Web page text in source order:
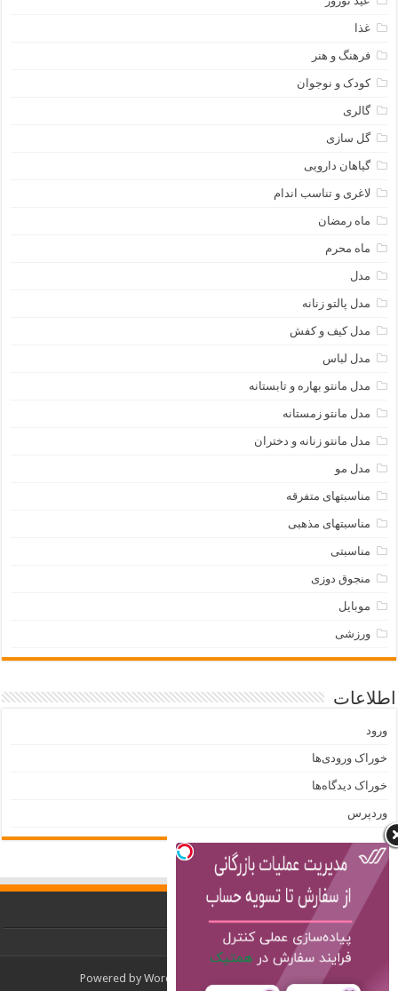
غذا
فرهنگ و هنر
کودک و نوجوان
گالری
گل سازی
گیاهان دارویی
لاغری و تناسب اندام
ماه رمضان
ماه محرم
مدل
مدل پالتو زنانه
مدل کیف و کفش
مدل لباس
مدل مانتو بهاره و تابستانه
مدل مانتو زمستانه
مدل مانتو زنانه و دختران
مدل مو
مناسبتهای متفرقه
مناسبتهای مذهبی
مناسبتی
منجوق دوزی
موبایل
ورزشی
اطلاعات
ورود
خوراک ورودی‌ها
خوراک دیدگاه‌ها
وردپرس
Powered by WordPress TieLabs